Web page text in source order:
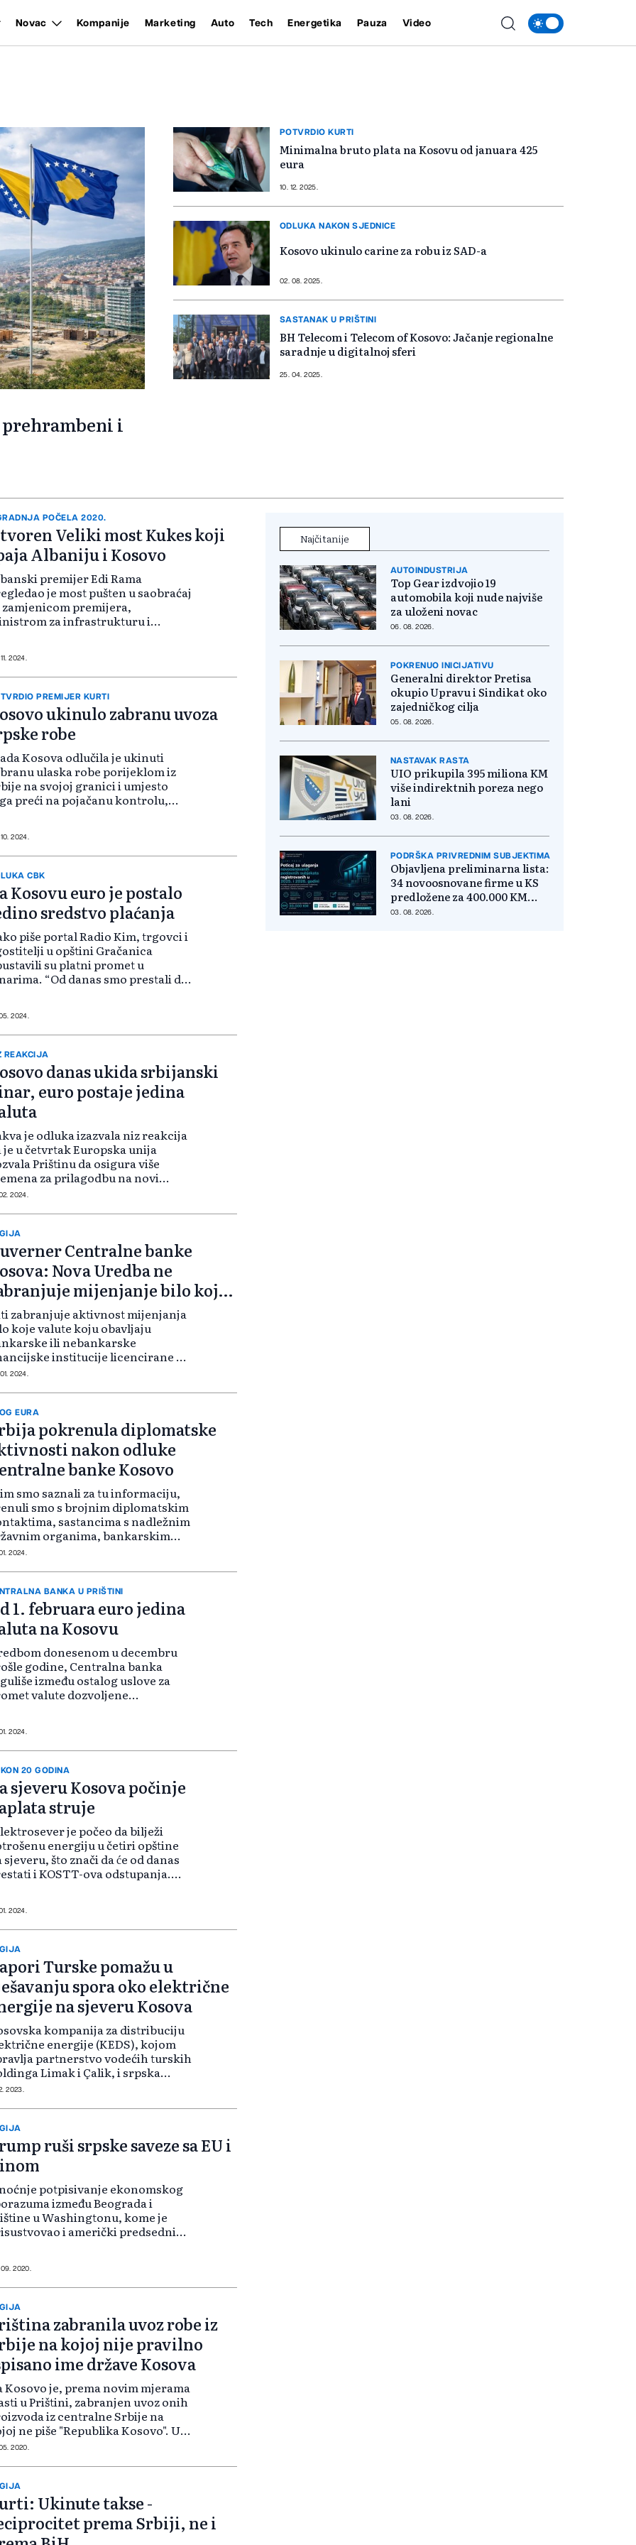
Novac Kompanije Marketing Auto Tech Energetika Pauza Video
i
POTVRDIO KURTI
Minimalna bruto plata na Kosovu od januara 425
eura
10. 12. 2025.
ODLUKA NAKON SJEDNICE
Kosovo ukinulo carine za robu iz SAD-a
02. 08. 2025.
SASTANAK U PRIŠTINI
BH Telecom i Telecom of Kosovo: Jačanje regionalne
saradnje u digitalnoj sferi
25. 04. 2025.
POČELA 2020.
Veliki most Kukes koji
Albaniju i Kosovo
premijer Edi Rama
je most pušten u saobraćaj
zamjenicom premijera,
za infrastrukturu i
rekao da most predstavlja
posao koji...
2024.
PREMIJER KURTI
ukinulo zabranu uvoza
robe
Kosova odlučila je ukinuti
ulaska robe porijeklom iz
na svojoj granici i umjesto
preći na pojačanu kontrolu,
granični prijelaz s
2024.
CBK
Kosovu euro je postalo
sredstvo plaćanja
piše portal Radio Kim, trgovci i
u opštini Gračanica
su platni promet u
“Od danas smo prestali da
i vodimo se time. Mislim da
2024.
REAKCIJA
danas ukida srbijanski
euro postaje jedina
je odluka izazvala niz reakcija
je u četvrtak Europska unija
Prištinu da osigura više
za prilagodbu na novi
uporabe novca te da pronađe
i Srbija vode pod
2024.
Centralne banke
Nova Uredba ne
mijenjanje bilo koje
zabranjuje aktivnost mijenjanja
koje valute koju obavljaju
ili nebankarske
institucije licencirane od
Kako je saopćeno iz Centralne
glavni aspekti koje
2024.
EURA
pokrenula diplomatske
nakon odluke
banke Kosovo
smo saznali za tu informaciju,
smo s brojnim diplomatskim
sastancima s nadležnim
organima, bankarskim
Poštanskom štedionicom,
Centralna banka Kosovo...
2024.
BANKA U PRIŠTINI
1. februara euro jedina
na Kosovu
donesenom u decembru
godine, Centralna banka
između ostalog uslove za
valute dozvoljene
mogu se koristiti samo kao
za sklad...
2024.
20 GODINA
sjeveru Kosova počinje
struje
je počeo da bilježi
energiju u četiri opštine
sjeveru, što znači da će od danas
i KOSTT-ova odstupanja.
kao na cijeloj ter...
2024.
Turske pomažu u
spora oko električne
na sjeveru Kosova
kompanija za distribuciju
energije (KEDS), kojom
partnerstvo vodećih turskih
Limak i Çalik, i srpska
Elektrosever, potpisala je
pitanja distribucije ele...
2023.
ruši srpske saveze sa EU i
potpisivanje ekonomskog
između Beograda i
u Washingtonu, kome je
i američki predsednik
ekonomskih i životnih
Srba i Alb...
2020.
zabranila uvoz robe iz
na kojoj nije pravilno
ime države Kosova
Kosovo je, prema novim mjerama
u Prištini, zabranjen uvoz onih
iz centralne Srbije na
ne piše "Republika Kosovo". U
vlade u Prištini se navodi
dokumenta o pori...
2020.
Ukinute takse -
prema Srbiji, ne i
Najčitanije
AUTOINDUSTRIJA
Top Gear izdvojio 19
automobila koji nude najviše
za uloženi novac
06. 08. 2026.
POKRENUO INICIJATIVU
Generalni direktor Pretisa
okupio Upravu i Sindikat oko
zajedničkog cilja
05. 08. 2026.
NASTAVAK RASTA
UIO prikupila 395 miliona KM
više indirektnih poreza nego
lani
03. 08. 2026.
PODRŠKA PRIVREDNIM SUBJEKTIMA
Objavljena preliminarna lista:
34 novoosnovane firme u KS
predložene za 400.000 KM
poticaja
03. 08. 2026.